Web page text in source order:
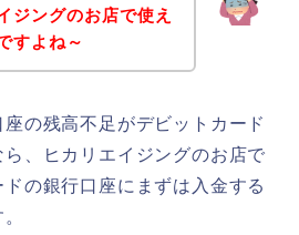
ジングのお店で使え
すよね～
の残高不足がデビットカード
、ヒカリエイジングのお店で
の銀行口座にまずは入金する